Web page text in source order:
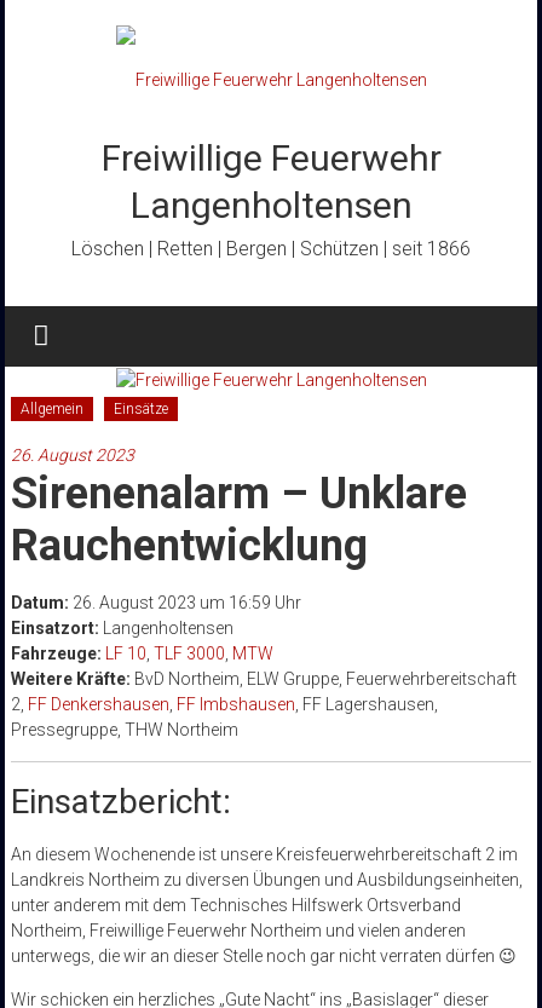
Freiwillige Feuerwehr
Langenholtensen
Löschen | Retten | Bergen | Schützen | seit 1866
Allgemein Einsätze
26. August 2023
Sirenenalarm – Unklare
Rauchentwicklung
Datum: 26. August 2023 um 16:59 Uhr
Einsatzort: Langenholtensen
Fahrzeuge:
LF 10 TLF 3000 MTW
Weitere Kräfte: BvD Northeim, ELW Gruppe, Feuerwehrbereitschaft
2, FF Denkershausen FF Imbshausen , FF Lagershausen,
Pressegruppe, THW Northeim
Einsatzbericht:
An diesem Wochenende ist unsere Kreisfeuerwehrbereitschaft 2 im
Landkreis Northeim zu diversen Übungen und Ausbildungseinheiten,
unter anderem mit dem Technisches Hilfswerk Ortsverband
Northeim, Freiwillige Feuerwehr Northeim und vielen anderen
unterwegs, die wir an dieser Stelle noch gar nicht verraten dürfen 😉
Wir schicken ein herzliches „Gute Nacht“ ins „Basislager“ dieser